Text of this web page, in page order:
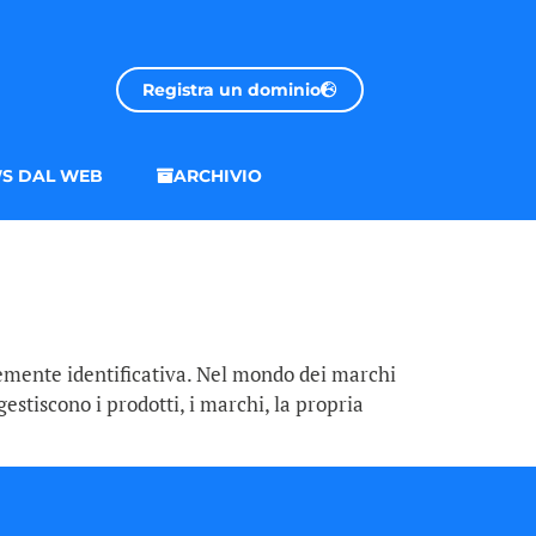
Registra un dominio
DAL WEB ARCHIVIO
identificativa. Nel mondo dei marchi
i prodotti, i marchi, la propria